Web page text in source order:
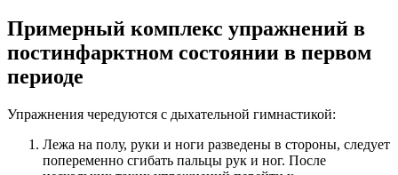
Примерный комплекс упражнений в
постинфарктном состоянии в первом
периоде
Упражнения чередуются с дыхательной гимнастикой:
Лежа на полу, руки и ноги разведены в стороны, следует
попеременно сгибать пальцы рук и ног. После